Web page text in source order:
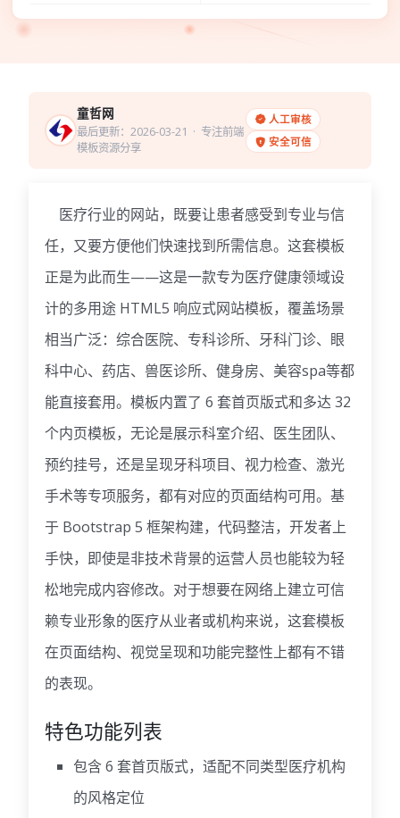
童哲网
最后更新：2026-03-21 · 专注前端
模板资源分享
人工审核
安全可信
医疗行业的网站，既要让患者感受到专业与信
任，又要方便他们快速找到所需信息。这套模板
正是为此而生——这是一款专为医疗健康领域设
计的多用途 HTML5 响应式网站模板，覆盖场景
相当广泛：综合医院、专科诊所、牙科门诊、眼
科中心、药店、兽医诊所、健身房、美容spa等都
能直接套用。模板内置了 6 套首页版式和多达 32
个内页模板，无论是展示科室介绍、医生团队、
预约挂号，还是呈现牙科项目、视力检查、激光
手术等专项服务，都有对应的页面结构可用。基
于 Bootstrap 5 框架构建，代码整洁，开发者上
手快，即使是非技术背景的运营人员也能较为轻
松地完成内容修改。对于想要在网络上建立可信
赖专业形象的医疗从业者或机构来说，这套模板
在页面结构、视觉呈现和功能完整性上都有不错
的表现。
特色功能列表
包含 6 套首页版式，适配不同类型医疗机构
的风格定位